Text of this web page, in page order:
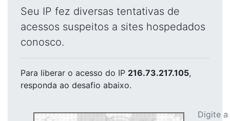
Seu IP fez diversas tentativas de
acessos suspeitos a sites hospedados
conosco.
Para liberar o acesso do IP 216.73.217.105,
responda ao desafio abaixo.
Digite